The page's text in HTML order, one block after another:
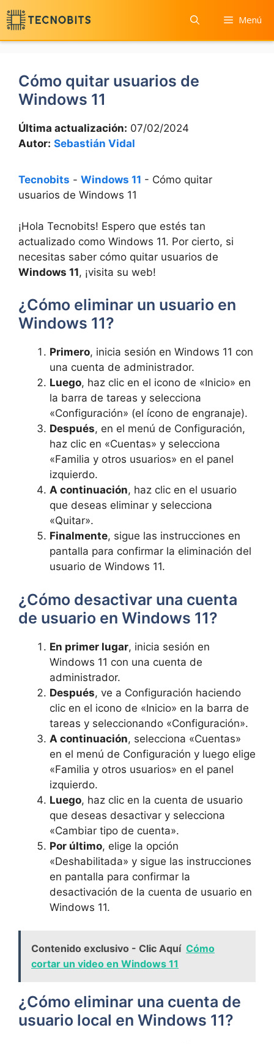
Saltar
al
contenido
Menú
Cómo quitar usuarios de
Windows 11
Última actualización: 07/02/2024
Autor: Sebastián Vidal
Tecnobits - Windows 11 - Cómo quitar
usuarios de Windows 11
¡Hola Tecnobits! Espero que estés tan
actualizado como Windows 11. Por cierto, si
necesitas saber cómo quitar usuarios de
Windows 11, ¡visita su web!
¿Cómo eliminar un usuario en
Windows 11?
Primero, inicia sesión en Windows 11 con
una cuenta de administrador.
Luego, haz clic en el icono de «Inicio» en
la barra de tareas y selecciona
«Configuración» (el ícono de engranaje).
Después, en el menú de Configuración,
haz clic en «Cuentas» y selecciona
«Familia y otros usuarios» en el panel
izquierdo.
A continuación, haz clic en el usuario
que deseas eliminar y selecciona
«Quitar».
Finalmente, sigue las instrucciones en
pantalla para confirmar la eliminación del
usuario de Windows 11.
¿Cómo desactivar una cuenta
de usuario en Windows 11?
En primer lugar, inicia sesión en
Windows 11 con una cuenta de
administrador.
Después, ve a Configuración haciendo
clic en el icono de «Inicio» en la barra de
tareas y seleccionando «Configuración».
A continuación, selecciona «Cuentas»
en el menú de Configuración y luego elige
«Familia y otros usuarios» en el panel
izquierdo.
Luego, haz clic en la cuenta de usuario
que deseas desactivar y selecciona
«Cambiar tipo de cuenta».
Por último, elige la opción
«Deshabilitada» y sigue las instrucciones
en pantalla para confirmar la
desactivación de la cuenta de usuario en
Windows 11.
Contenido exclusivo - Clic Aquí Cómo
cortar un video en Windows 11
¿Cómo eliminar una cuenta de
usuario local en Windows 11?